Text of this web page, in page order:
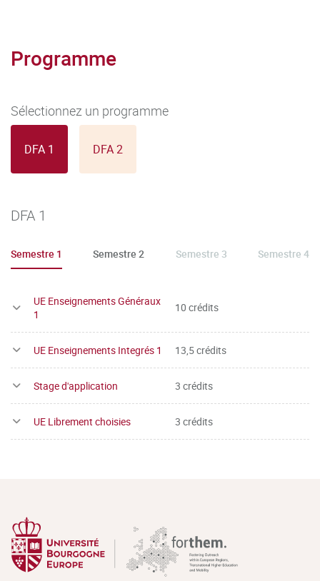
Programme
Sélectionnez un programme
DFA 1 DFA 2
DFA 1
Semestre 1 Semestre 2 Semestre 3 Semestre 4
UE Enseignements Généraux
1
10 crédits
UE Enseignements Integrés 1 13,5 crédits
Stage d'application 3 crédits
UE Librement choisies 3 crédits